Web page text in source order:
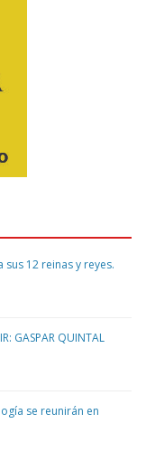
sus 12 reinas y reyes.
GASPAR QUINTAL
se reunirán en